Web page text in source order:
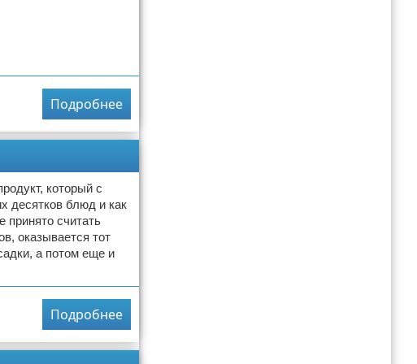
Подробнее
который с
десятков блюд и как
считать
оказывается тот
а потом еще и
Подробнее